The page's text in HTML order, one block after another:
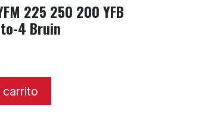
225 250 200 YFB
4 Bruin
carrito